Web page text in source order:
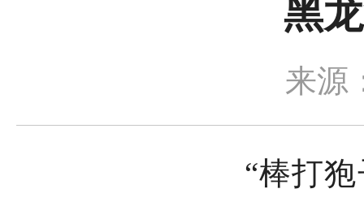
黑
来源
“棒打狍